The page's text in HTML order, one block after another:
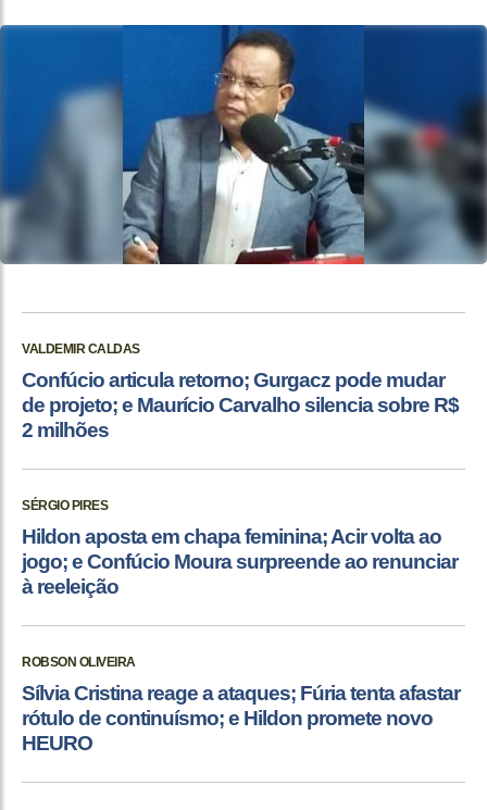
VALDEMIR CALDAS
Confúcio articula retorno; Gurgacz pode mudar
de projeto; e Maurício Carvalho silencia sobre R$
2 milhões
SÉRGIO PIRES
Hildon aposta em chapa feminina; Acir volta ao
jogo; e Confúcio Moura surpreende ao renunciar
à reeleição
ROBSON OLIVEIRA
Sílvia Cristina reage a ataques; Fúria tenta afastar
rótulo de continuísmo; e Hildon promete novo
HEURO